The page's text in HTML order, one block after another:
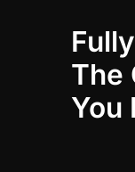
The
You